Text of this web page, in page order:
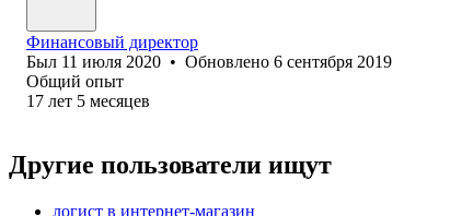
Финансовый директор
Был 11 июля 2020 • Обновлено 6 сентября 2019
Общий опыт
17 лет 5 месяцев
Другие пользователи ищут
логист в интернет-магазин